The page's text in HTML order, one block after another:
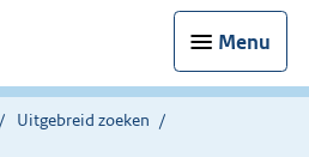
Menu
Uitgebreid zoeken